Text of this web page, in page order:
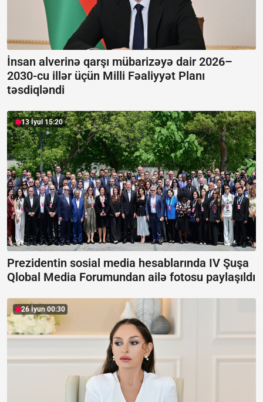
İnsan alverinə qarşı mübarizəyə dair 2026–
2030-cu illər üçün Milli Fəaliyyət Planı
təsdiqləndi
13 İyul 15:20
Prezidentin sosial media hesablarında IV Şuşa
Qlobal Media Forumundan ailə fotosu paylaşıldı
26 İyun 00:30